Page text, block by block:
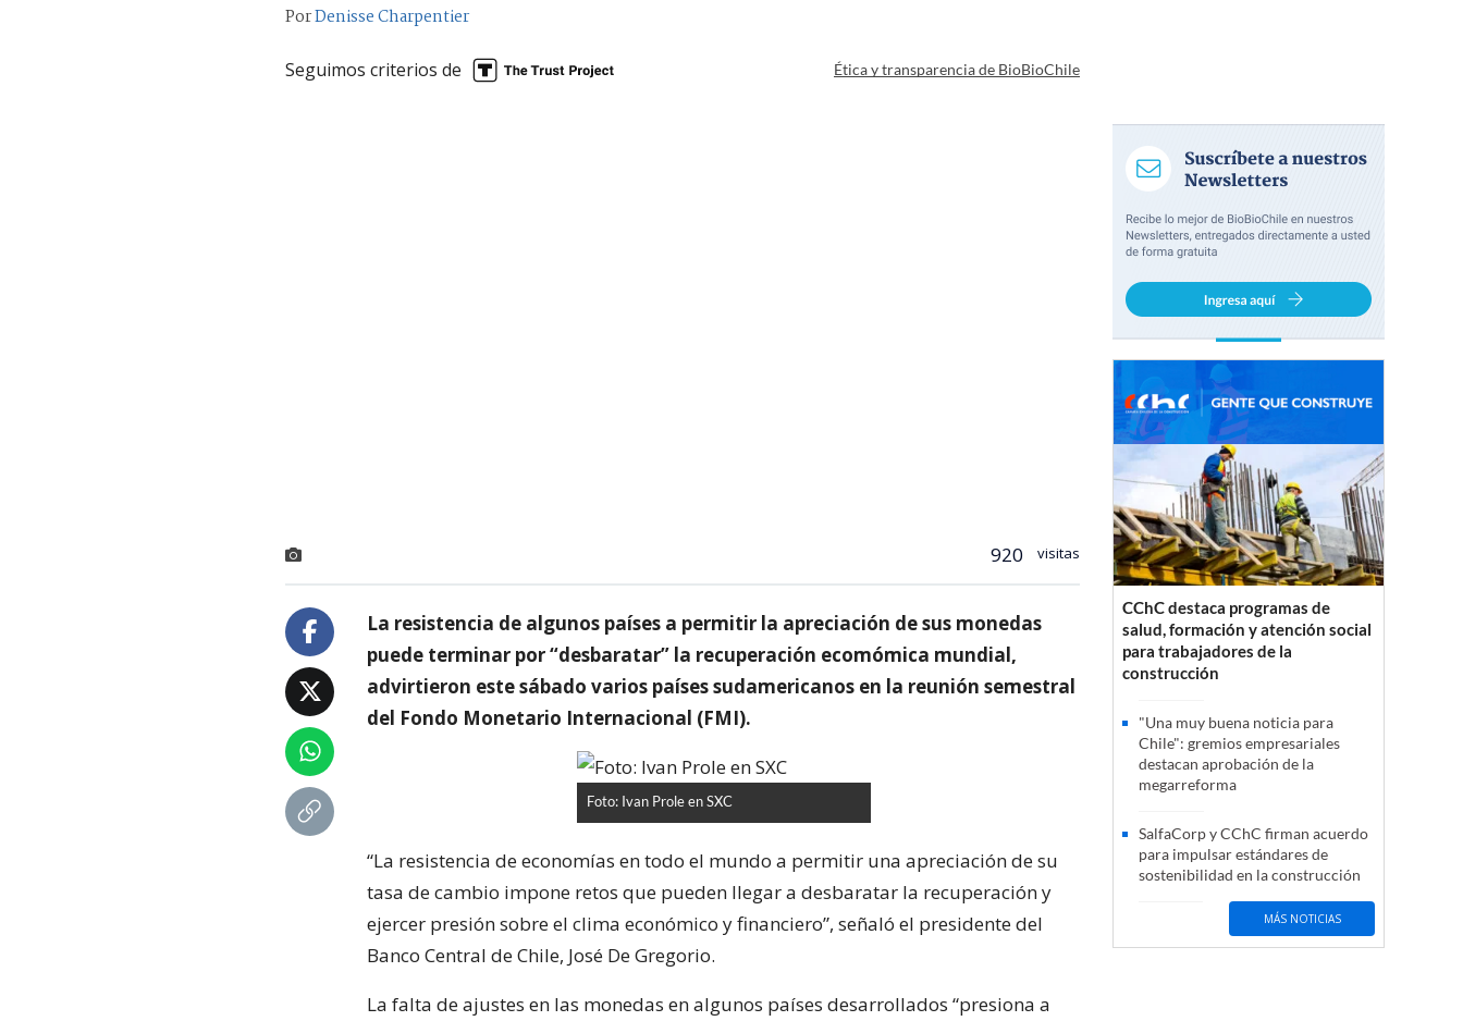
PorDenisse Charpentier
Seguimos criterios de Ética y transparencia de BioBioChile
920 visitas
La resistencia de algunos países a permitir la apreciación de sus monedas
puede terminar por “desbaratar” la recuperación ecomómica mundial,
advirtieron este sábado varios países sudamericanos en la reunión semestral
del Fondo Monetario Internacional (FMI).
Foto: Ivan Prole en SXC
“La resistencia de economías en todo el mundo a permitir una apreciación de su
tasa de cambio impone retos que pueden llegar a desbaratar la recuperación y
ejercer presión sobre el clima económico y financiero”, señaló el presidente del
Banco Central de Chile, José De Gregorio.
La falta de ajustes en las monedas en algunos países desarrollados “presiona a
CChC destaca programas de
salud, formación y atención social
para trabajadores de la
construcción
"Una muy buena noticia para
Chile": gremios empresariales
destacan aprobación de la
megarreforma
SalfaCorp y CChC firman acuerdo
para impulsar estándares de
sostenibilidad en la construcción
MÁS NOTICIAS